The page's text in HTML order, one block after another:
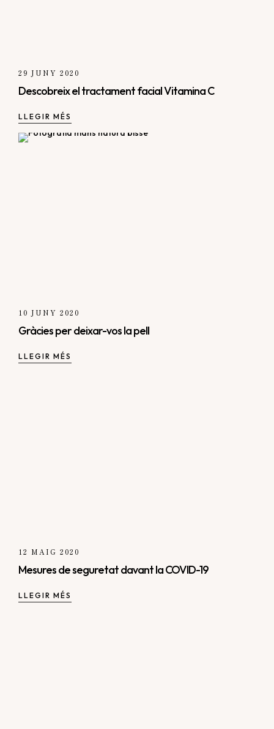
29 JUNY 2020
Descobreix el tractament facial Vitamina C
LLEGIR MÉS
10 JUNY 2020
Gràcies per deixar-vos la pell
LLEGIR MÉS
12 MAIG 2020
Mesures de seguretat davant la COVID-19
LLEGIR MÉS